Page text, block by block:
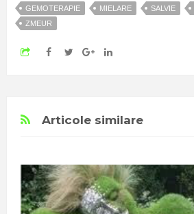
GEMOTERAPIE
MIELARE SALVIE
ZMEUR
Articole similare